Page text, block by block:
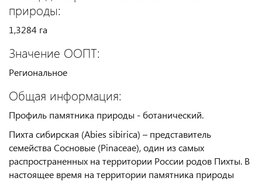
природы:
1,3284 га
Значение ООПТ:
Региональное
Общая информация:
Профиль памятника природы - ботанический.
Пихта сибирская (Abies sibirica) – представитель
семейства Сосновые (Pinaceae), один из самых
распространенных на территории России родов Пихты. В
настоящее время на территории памятника природы